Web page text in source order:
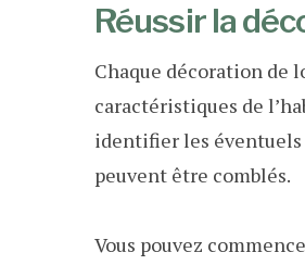
Réussir la
Chaque décoration de
caractéristiques de
identifier les éventuels
peuvent être comblés.
Vous pouvez